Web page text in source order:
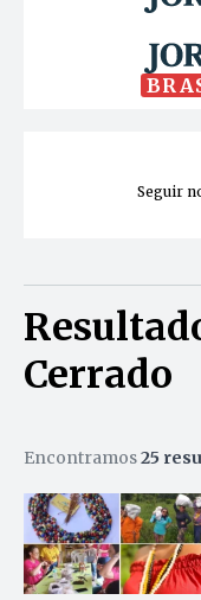
Seguir
Cerrado
Encontramos25